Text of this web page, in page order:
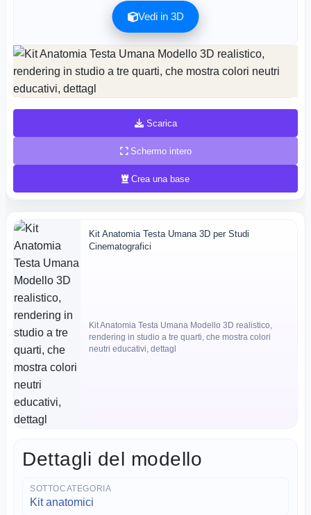
Vedi in 3D
L'anteprima può essere scaricata gratuitamente. La qualità completa è disponibile
dopo la registrazione per 1 credito.
L'anteprima è gratuita. La qualità completa richiede la registrazione e 1 credito.
Scarica
Schermo intero
Crea una base
Kit Anatomia Testa Umana 3D per Studi
Cinematografici
Kit Anatomia Testa Umana Modello 3D realistico,
rendering in studio a tre quarti, che mostra colori
neutri educativi, dettagl
Dettagli del modello
SOTTOCATEGORIA
Kit anatomici